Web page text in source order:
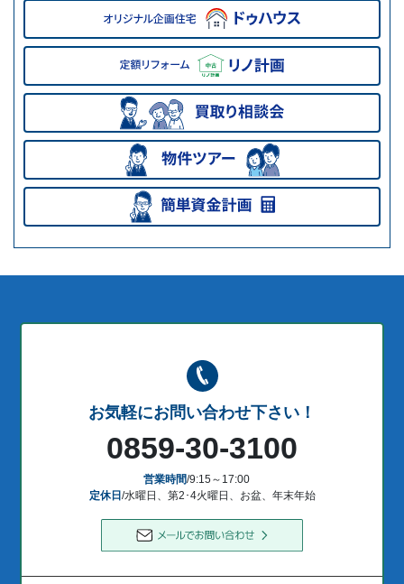
お気軽にお問い合わせ下さい！
0859-30-3100
営業時間/9:15～17:00
定休日 /水曜日、第2･4火曜日、お盆、年末年始